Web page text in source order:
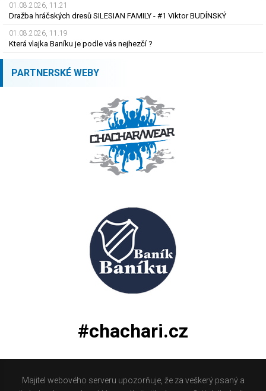
01.08.2026, 11.21
Dražba hráčských dresů SILESIAN FAMILY - #1 Viktor BUDÍNSKÝ
01.08.2026, 11.19
Která vlajka Baníku je podle vás nejhezčí ?
PARTNERSKÉ WEBY
#chachari.cz
Majitel webového serveru upozorňuje, že za veškerý psaný a